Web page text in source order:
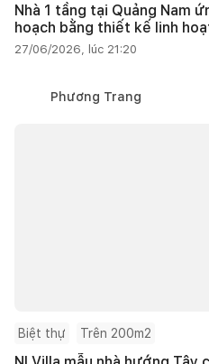
Nhà 1 tầng tại Quảng Nam
hoạch bằng thiết kế linh
27/06/2026, lúc 21:20
Phương Trang
Biệt thự Trên 200m2